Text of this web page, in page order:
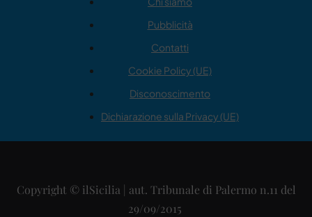
Pubblicità
Contatti
Cookie Policy (UE)
Disconoscimento
Dichiarazione sulla Privacy (UE)
Copyright © ilSicilia | aut. Tribunale di Palermo n.11 del
29/09/2015